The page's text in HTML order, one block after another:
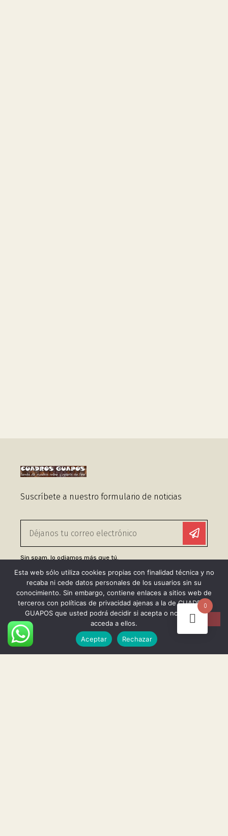
Suscríbete a nuestro formulario de noticias
Sin spam, lo odiamos más que tú.
Enlaces Útiles
Aviso legal
Politica de cookies
Política de privacidad
0
Esta web sólo utiliza cookies propias con finalidad técnica y no
recaba ni cede datos personales de los usuarios sin su
conocimiento. Sin embargo, contiene enlaces a sitios web de
terceros con políticas de privacidad ajenas a la de CUADROS
GUAPOS que usted podrá decidir si acepta o no cuando
acceda a ellos.
Aceptar
Rechazar